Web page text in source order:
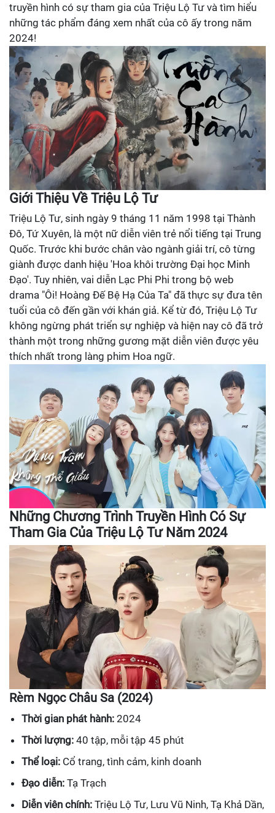
truyền hình có sự tham gia của Triệu Lộ Tư và tìm hiểu
những tác phẩm đáng xem nhất của cô ấy trong năm
2024!
Giới Thiệu Về Triệu Lộ Tư
Triệu Lộ Tư, sinh ngày 9 tháng 11 năm 1998 tại Thành
Đô, Tứ Xuyên, là một nữ diễn viên trẻ nổi tiếng tại Trung
Quốc. Trước khi bước chân vào ngành giải trí, cô từng
giành được danh hiệu 'Hoa khôi trường Đại học Minh
Đạo'. Tuy nhiên, vai diễn Lạc Phi Phi trong bộ web
drama "Ôi! Hoàng Đế Bệ Hạ Của Ta" đã thực sự đưa tên
tuổi của cô đến gần với khán giả. Kể từ đó, Triệu Lộ Tư
không ngừng phát triển sự nghiệp và hiện nay cô đã trở
thành một trong những gương mặt diễn viên được yêu
thích nhất trong làng phim Hoa ngữ.
Những Chương Trình Truyền Hình Có Sự
Tham Gia Của Triệu Lộ Tư Năm 2024
Rèm Ngọc Châu Sa (2024)
Thời gian phát hành: 2024
Thời lượng: 40 tập, mỗi tập 45 phút
Thể loại: Cổ trang, tình cảm, kinh doanh
Đạo diễn: Tạ Trạch
Diễn viên chính: Triệu Lộ Tư, Lưu Vũ Ninh, Tạ Khả Dần,